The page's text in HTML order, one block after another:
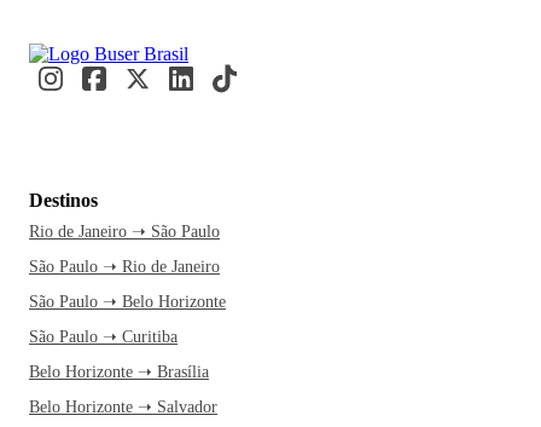
Destinos
Rio de Janeiro ➝ São Paulo
São Paulo ➝ Rio de Janeiro
São Paulo ➝ Belo Horizonte
São Paulo ➝ Curitiba
Belo Horizonte ➝ Brasília
Belo Horizonte ➝ Salvador